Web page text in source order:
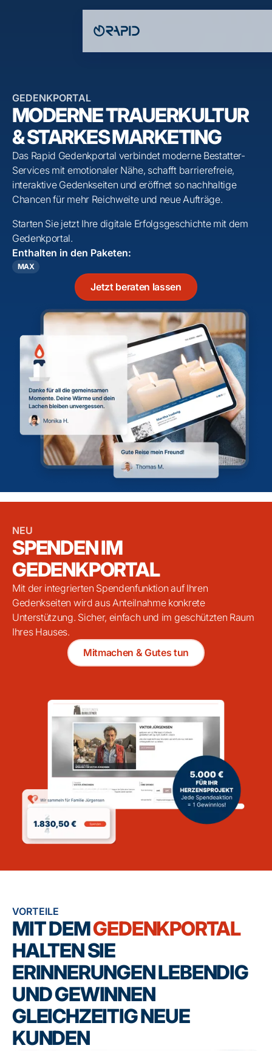
GEDENKPORTAL
MODERNE TRAUERKULTUR
& STARKES MARKETING
Das Rapid Gedenkportal verbindet moderne Bestatter-
Services mit emotionaler Nähe, schafft barrierefreie,
interaktive Gedenkseiten und eröffnet so nachhaltige
Chancen für mehr Reichweite und neue Aufträge.
Starten Sie jetzt Ihre digitale Erfolgsgeschichte mit dem
Gedenkportal.
Enthalten in den Paketen:
MAX
Jetzt beraten lassen
NEU
SPENDEN IM
GEDENKPORTAL
Mit der integrierten Spendenfunktion auf Ihren
Gedenkseiten wird aus Anteilnahme konkrete
Unterstützung. Sicher, einfach und im geschützten Raum
Ihres Hauses.
Mitmachen & Gutes tun
VORTEILE
MIT DEMGEDENKPORTAL
HALTEN SIE
ERINNERUNGEN LEBENDIG
UND GEWINNEN
GLEICHZEITIG NEUE
KUNDEN